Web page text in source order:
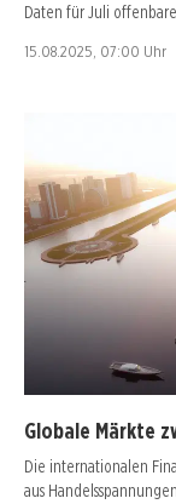
Daten für Juli
15.08.2025, 07:00 Uhr
Globale Märkte
Die internationalen
aus